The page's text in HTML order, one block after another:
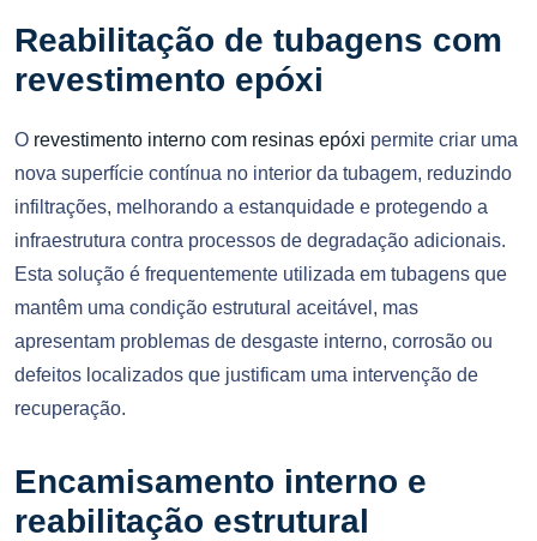
Reabilitação de tubagens com
revestimento epóxi
O revestimento interno com resinas epóxi permite criar uma
nova superfície contínua no interior da tubagem, reduzindo
infiltrações, melhorando a estanquidade e protegendo a
infraestrutura contra processos de degradação adicionais.
Esta solução é frequentemente utilizada em tubagens que
mantêm uma condição estrutural aceitável, mas
apresentam problemas de desgaste interno, corrosão ou
defeitos localizados que justificam uma intervenção de
recuperação.
Encamisamento interno e
reabilitação estrutural